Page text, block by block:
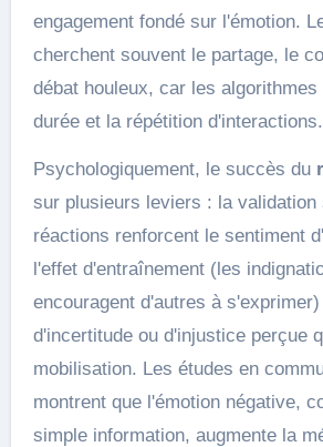
engagement fondé sur l'émotion.
cherchent souvent le partage, le
débat houleux, car les
durée et la répétition d'interactions.
Psychologiquement, le succès du
sur plusieurs leviers : la validation
réactions renforcent le sentiment
l'effet d'entraînement (les
encouragent d'autres à
d'incertitude ou d'injustice perçue
mobilisation. Les études en
montrent que l'émotion négative,
simple information, augmente la